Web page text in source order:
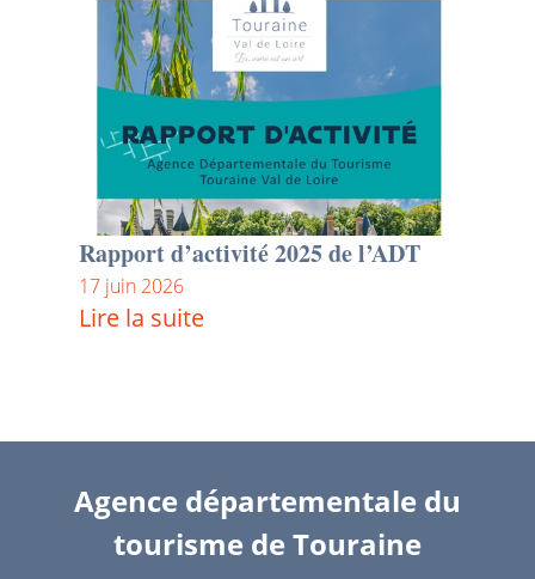
Rapport d’activité 2025 de l’ADT
17 juin 2026
Lire la suite
Agence départementale du
tourisme de Touraine